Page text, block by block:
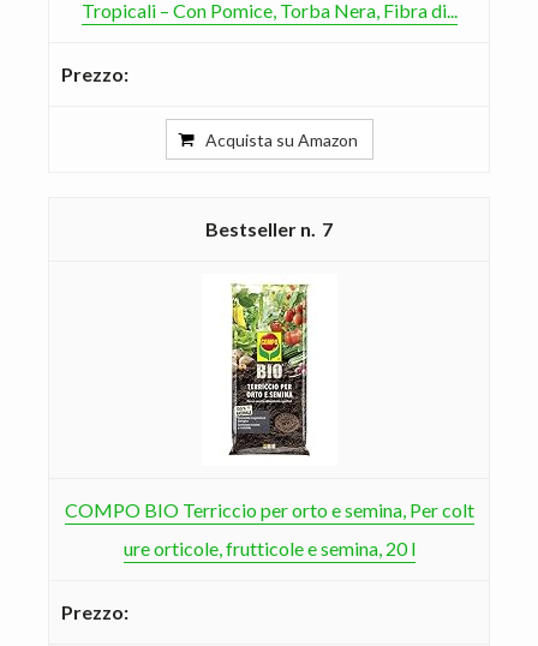
Tropicali – Con Pomice, Torba Nera, Fibra di...
Acquista su Amazon
7
COMPO BIO Terriccio per orto e semina, Per colt
ure orticole, frutticole e semina, 20 l